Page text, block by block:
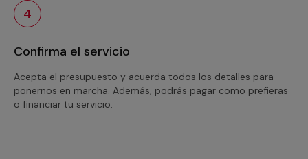
4
Confirma el servicio
Acepta el presupuesto y acuerda todos los detalles para
ponernos en marcha. Además, podrás pagar como prefieras
o financiar tu servicio.